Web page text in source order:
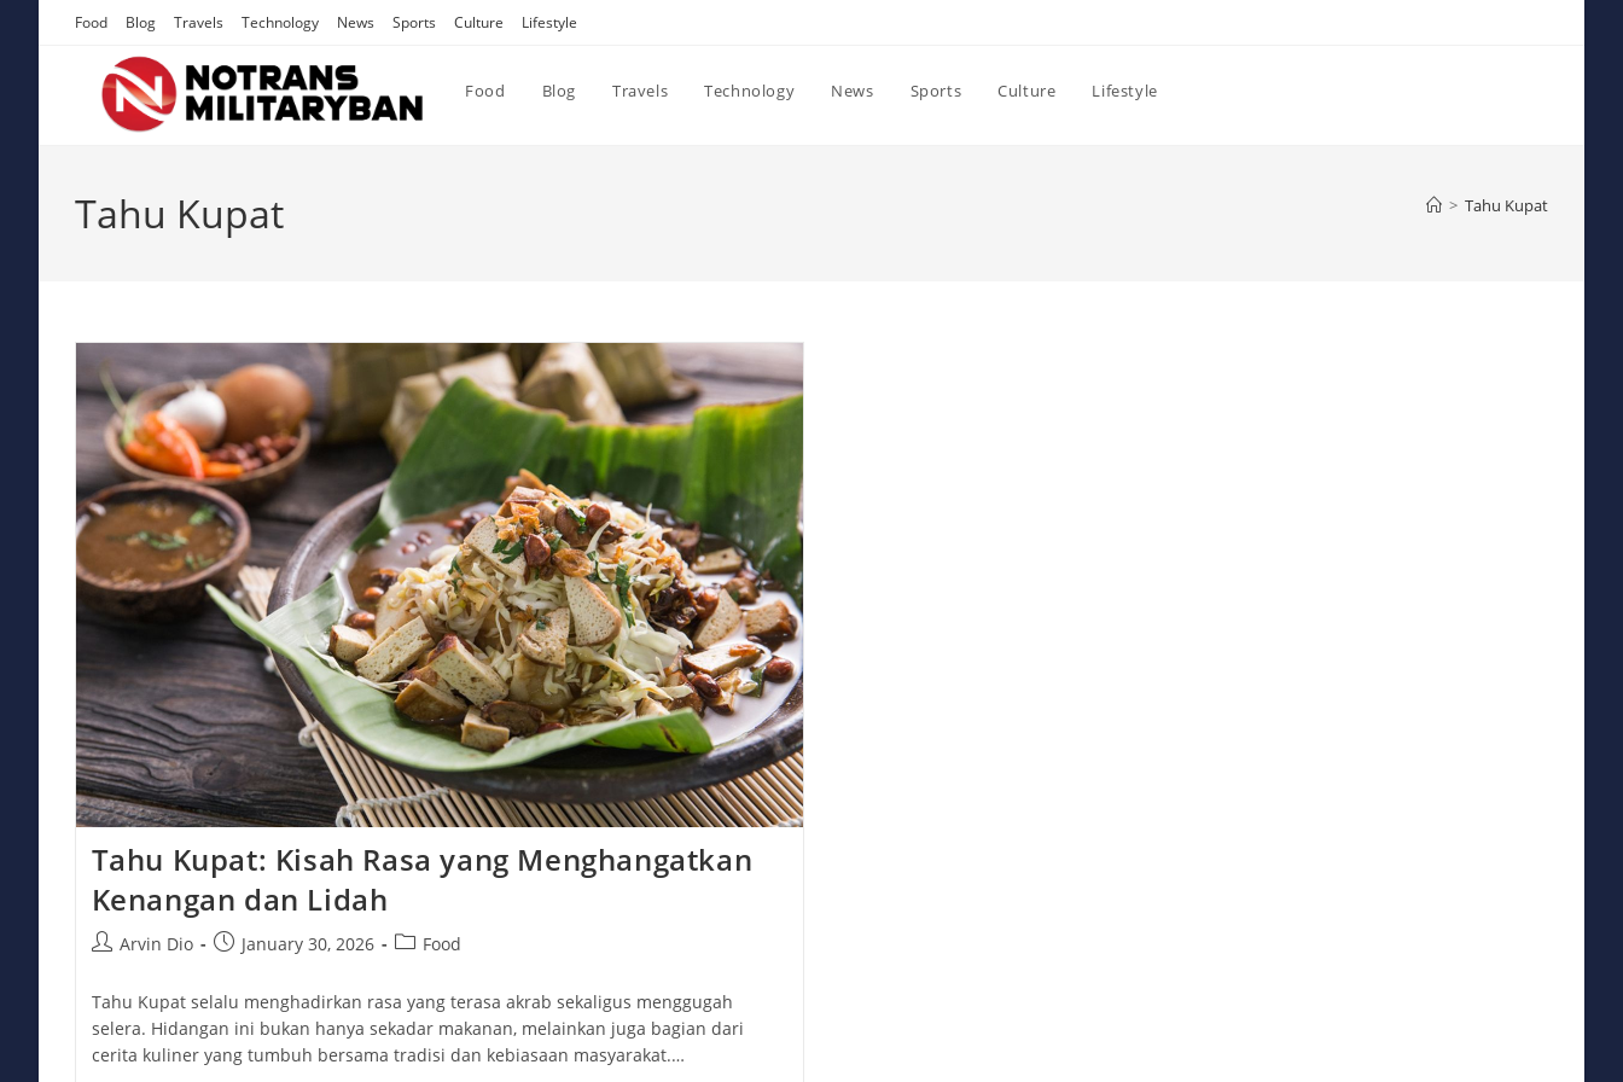
Food Blog Travels Technology News Sports Culture Lifestyle
Food Blog Travels Technology News Sports Culture Lifestyle
Tahu Kupat > Tahu Kupat
Tahu Kupat: Kisah Rasa yang Menghangatkan
Kenangan dan Lidah
PostArvin Dio
PostJanuary 30, 2026
PostFood
Tahu Kupat selalu menghadirkan rasa yang terasa akrab sekaligus menggugah
selera. Hidangan ini bukan hanya sekadar makanan, melainkan juga bagian dari
cerita kuliner yang tumbuh bersama tradisi dan kebiasaan masyarakat.…